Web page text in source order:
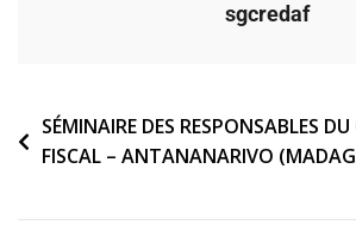
sgcredaf
Navigation
de
SÉMINAIRE DES RESPONSABLES
FISCAL – ANTANANARIVO